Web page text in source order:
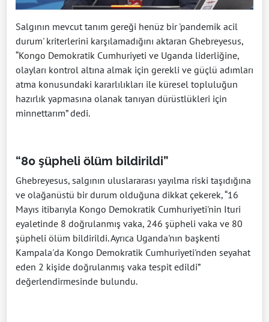
Salgının mevcut tanım gereği henüz bir 'pandemik acil
durum' kriterlerini karşılamadığını aktaran Ghebreyesus,
“Kongo Demokratik Cumhuriyeti ve Uganda liderliğine,
olayları kontrol altına almak için gerekli ve güçlü adımları
atma konusundaki kararlılıkları ile küresel topluluğun
hazırlık yapmasına olanak tanıyan dürüstlükleri için
minnettarım” dedi.
“80 şüpheli ölüm bildirildi”
Ghebreyesus, salgının uluslararası yayılma riski taşıdığına
ve olağanüstü bir durum olduğuna dikkat çekerek, “16
Mayıs itibarıyla Kongo Demokratik Cumhuriyeti'nin Ituri
eyaletinde 8 doğrulanmış vaka, 246 şüpheli vaka ve 80
şüpheli ölüm bildirildi. Ayrıca Uganda'nın başkenti
Kampala'da Kongo Demokratik Cumhuriyeti'nden seyahat
eden 2 kişide doğrulanmış vaka tespit edildi”
değerlendirmesinde bulundu.